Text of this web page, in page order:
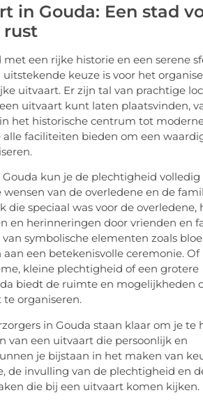
in Gouda: Een stad
rust
met een rijke historie en een serene
keuze is voor het
uitvaart. Er zijn tal van prachtige
uitvaart kunt laten plaatsvinden,
het historische centrum tot
faciliteiten bieden om een
Gouda kun je de plechtigheid volledig
van de overledene en de
die speciaal was voor de overledene,
en herinneringen door vrienden en
symbolische elementen zoals
een betekenisvolle ceremonie.
kleine plechtigheid of een grotere
biedt de ruimte en mogelijkheden
te organiseren.
in Gouda staan klaar om je te
van een uitvaart die persoonlijk en
je bijstaan in het maken van
de invulling van de plechtigheid en
die bij een uitvaart komen kijken.